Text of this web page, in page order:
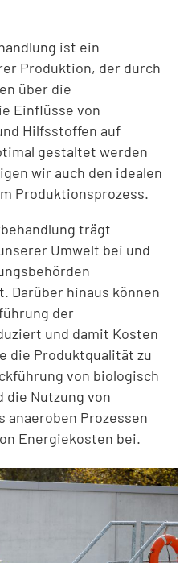
ist ein
Produktion, der durch
über die
Einflüsse von
Hilfsstoffen auf
gestaltet werden
wir auch den idealen
Produktionsprozess.
trägt
Umwelt bei und
Darüber hinaus können
der
und damit Kosten
die Produktqualität zu
von biologisch
die Nutzung von
anaeroben Prozessen
Energiekosten bei.